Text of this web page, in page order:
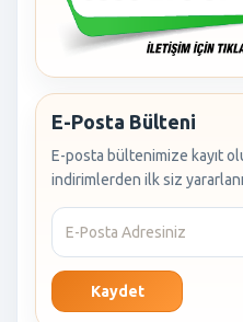
E-Posta Bülteni
E-posta bültenimize kayıt
indirimlerden ilk siz
Kaydet